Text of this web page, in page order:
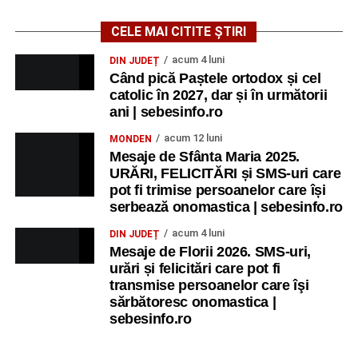
CELE MAI CITITE ȘTIRI
DIN JUDEȚ acum 4 luni
Când pică Paștele ortodox și cel
catolic în 2027, dar și în următorii
ani | sebesinfo.ro
MONDEN acum 12 luni
Mesaje de Sfânta Maria 2025.
URĂRI, FELICITĂRI și SMS-uri care
pot fi trimise persoanelor care își
serbează onomastica | sebesinfo.ro
DIN JUDEȚ acum 4 luni
Mesaje de Florii 2026. SMS-uri,
urări și felicitări care pot fi
transmise persoanelor care îşi
sărbătoresc onomastica |
sebesinfo.ro